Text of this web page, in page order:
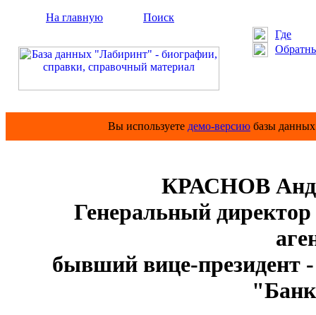
На главную
Поиск
Где
Вы используете демо-версию базы
КРАСНОВ
Генеральный директор
бывший вице-президент